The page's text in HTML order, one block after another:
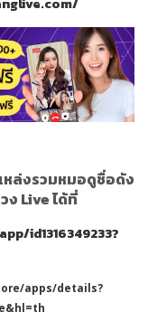
หล่งรวมหมอดูชื่อดัง
Live ได้ที่
id1316349233?
apps/details?